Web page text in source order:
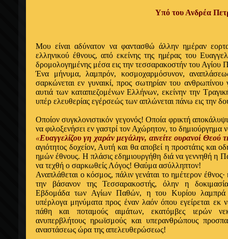
Υπό του Ανδρέα
Μου είναι αδύνατον να φαντασθώ άλλην ημέραν
ελληνικού έθνους, από εκείνης της ημέρας του
δρομολογημένης μέσα εις την τεσσαρακοστήν του Αγίου
Ένα μήνυμα, λαμπρόν, κοσμοχαρμόσυνον,
σαρκώνεται εν γυναικί, προς σωτηρίαν του ανθρωπίνου
αυτιά των καταπιεζομένων Ελλήνων, εκείνην την
υπέρ ελευθερίας εγέρσεώς των απλώνεται πάνω εις την
Οποίον συγκλονιστικόν γεγονός! Οποία φρικτή
να φιλοξενήσει εν γαστρί τον Αχώρητον, το δημιούργημα
«Ευαγγελίζου γη χαράν μεγάλην, αινείτε ουρανοί Θεού
αγιότητος δοχείον, Αυτή και θα αποβεί η προστάτις και
ημών έθνους. Η πλάσις εδημιουργήθη διά να γεννηθή η
να τεχθή ο σαρκωθείς Λόγος! Θαύμα ασύλληπτον!
Αναπλάθεται ο κόσμος, πάλιν γενάται το ημέτερον
την βάσανον της Τεσσαρακοστής, όλην η
Εβδομάδα των Αγίων Παθών, η του Κυρίου λαμπρά
υπέρλογα μηνύματα προς έναν λαόν όπου εγείρεται εκ
πάθη και ποταμούς αιμάτων, εκατόμβες ιερών
ανυπερβλήτους ηρωϊσμούς και υπερανθρώπους
αναστάσεως ώρα της απελευθερώσεως!